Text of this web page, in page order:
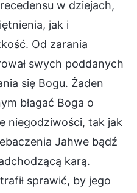
w dziejach,
jak i
Od zarania
swych poddanych
się Bogu. Żaden
błagać Boga o
niegodziwości, tak jak
Jahwe bądź
karą.
sprawić, by jego